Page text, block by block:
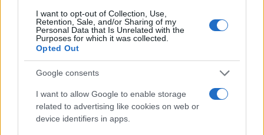
I want to opt-out of Collection, Use,
Retention, Sale, and/or Sharing of my
Personal Data that Is Unrelated with the
Purposes for which it was collected.
Opted Out
Google consents
I want to allow Google to enable storage
related to advertising like cookies on web or
device identifiers in apps.
Judgeoggi acquisisce valore soprattutto per la
capacità del film di rappresentare la complessità
dei rapporti intergenerazionali e il peso dei
rimpianti. Il testo cinematografico combina
introspezione, privilegiando le relazioni rispetto alla
mera proceduralità.